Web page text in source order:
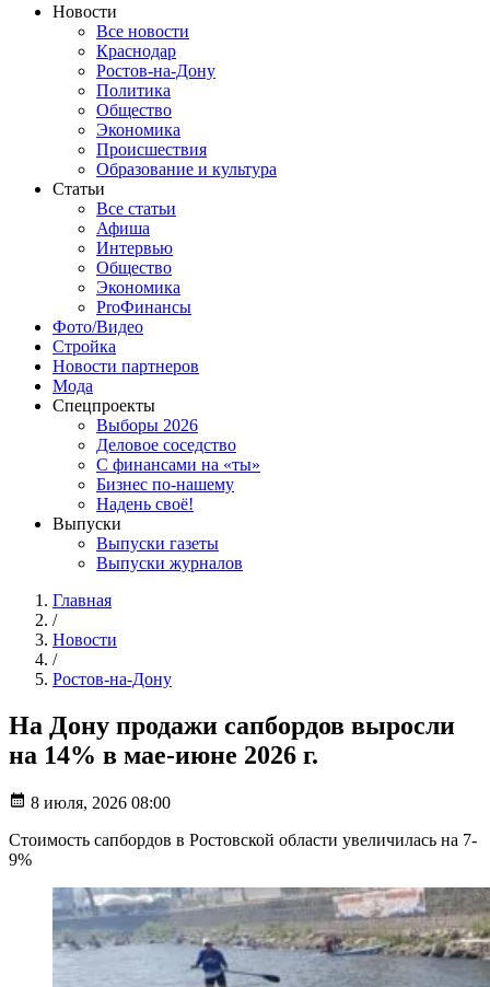
Новости
Все новости
Краснодар
Ростов-на-Дону
Политика
Общество
Экономика
Происшествия
Образование и культура
Статьи
Все статьи
Афиша
Интервью
Общество
Экономика
ProФинансы
Фото/Видео
Стройка
Новости партнеров
Мода
Спецпроекты
Выборы 2026
Деловое соседство
С финансами на «ты»
Бизнес по-нашему
Надень своё!
Выпуски
Выпуски газеты
Выпуски журналов
Главная
/
Новости
/
Ростов-на-Дону
На Дону продажи сапбордов выросли
на 14% в мае-июне 2026 г.
8 июля, 2026 08:00
Стоимость сапбордов в Ростовской области увеличилась на 7-
9%